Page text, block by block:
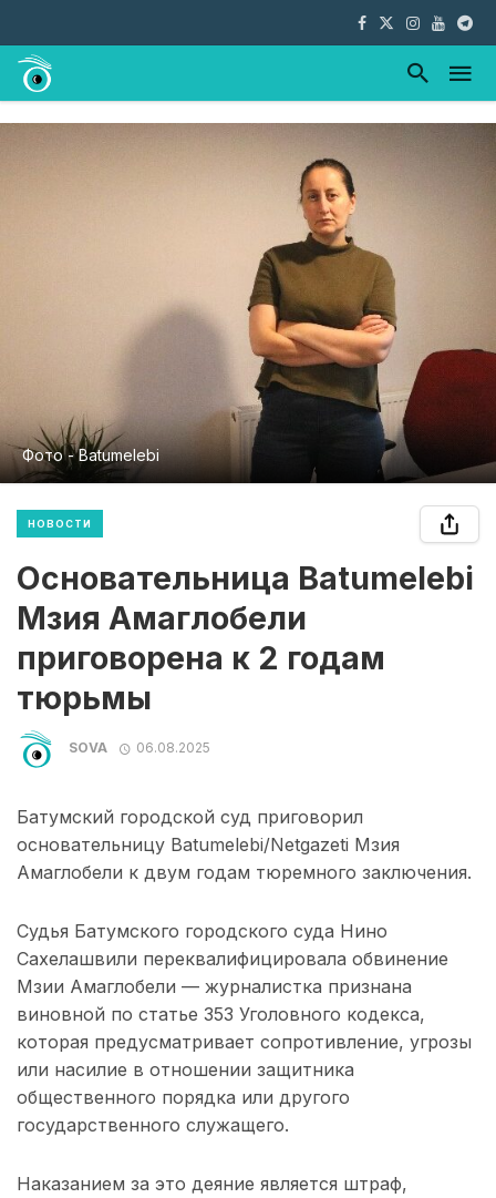
Фото - Batumelebi
НОВОСТИ
Основательница Batumelebi
Мзия Амаглобели
приговорена к 2 годам
тюрьмы
SOVA 06.08.2025
Батумский городской суд приговорил
основательницу Batumelebi/Netgazeti Мзия
Амаглобели к двум годам тюремного заключения.
Судья Батумского городского суда Нино
Сахелашвили переквалифицировала обвинение
Мзии Амаглобели — журналистка признана
виновной по статье 353 Уголовного кодекса,
которая предусматривает сопротивление, угрозы
или насилие в отношении защитника
общественного порядка или другого
государственного служащего.
Наказанием за это деяние является штраф,